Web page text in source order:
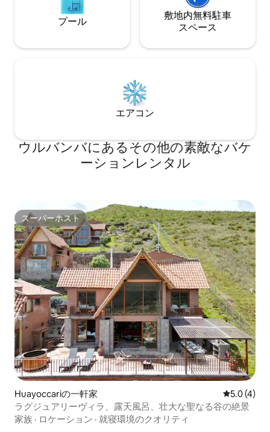
プール
敷地内無料駐⁠車
ス⁠ペ⁠ー⁠ス
エアコン
ウルバンバにあるその他の素敵なバケ
ーションレンタル
スーパーホスト
スーパーホスト
Huayoccariの一軒家 レビュー4
5.0 (4)
ラグジュアリーヴィラ、露天風呂、壮大な聖なる谷の絶景
家族 · ロケーション · 就寝環境のクオリティ